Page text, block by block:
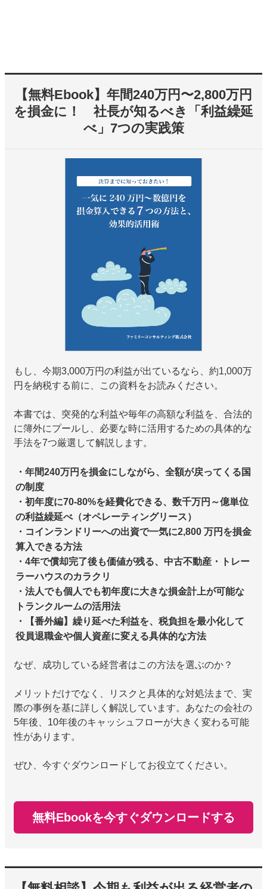
【無料Ebook】年間240万円〜2,800万円
を損金に！ 社長が知るべき「利益繰延
べ」7つの実践策
もし、今期3,000万円の利益が出ているなら、約1,000万
円を納税する前に、この資料をお読みください。
本書では、突発的な利益や毎年の高額な利益を、合法的
に簿外にプールし、必要な時に活用するための具体的な
手法を7つ厳選して解説します。
・年間240万円を損金にしながら、全額が戻ってくる国
の制度
・初年度に70-80%を経費化できる、数千万円～億単位
の利益繰延べ（オペレーティングリース）
・コインランドリーへの出資で一気に2,800 万円を損金
算入できる方法
・4年で償却完了後も価値が残る、中古不動産・トレー
ラーハウスのカラクリ
・法人でも個人でも初年度に大きな損金計上が可能な
トランクルームの活用法
・【番外編】繰り延べた利益を、税負担を最小化して
役員退職金や個人資産に変える具体的な方法
なぜ、成功している経営者はこの方法を選ぶのか？
メリットだけでなく、リスクと具体的な対処法まで、実
際の事例を基に詳しく解説しています。あなたの会社の
5年後、10年後のキャッシュフローが大きく変わる可能
性があります。
ぜひ、今すぐダウンロードしてお役立てください。
無料Ebookを今すぐダウンロードする